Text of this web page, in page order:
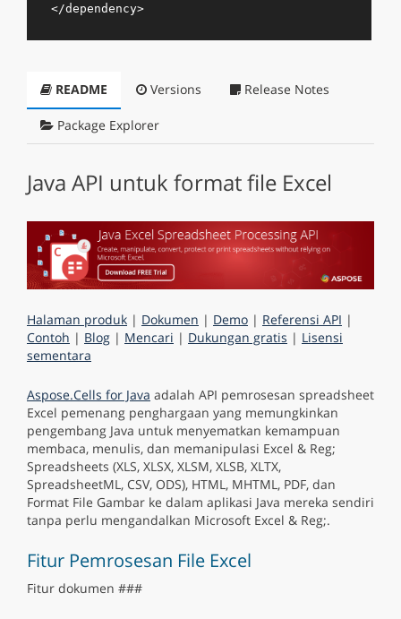
</dependency>
README Versions Release Notes
Package Explorer
Java API untuk format file Excel
Halaman produk | Dokumen | Demo | Referensi API |
Contoh | Blog | Mencari | Dukungan gratis | Lisensi
sementara
Aspose.Cells for Java adalah API pemrosesan spreadsheet
Excel pemenang penghargaan yang memungkinkan
pengembang Java untuk menyematkan kemampuan
membaca, menulis, dan memanipulasi Excel & Reg;
Spreadsheets (XLS, XLSX, XLSM, XLSB, XLTX,
SpreadsheetML, CSV, ODS), HTML, MHTML, PDF, dan
Format File Gambar ke dalam aplikasi Java mereka sendiri
tanpa perlu mengandalkan Microsoft Excel & Reg;.
Fitur Pemrosesan File Excel
Fitur dokumen ###